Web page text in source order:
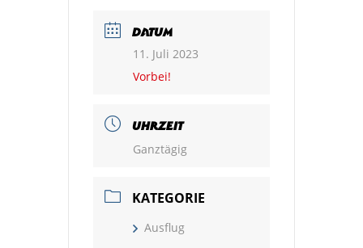
DATUM
11. Juli 2023
Vorbei!
UHRZEIT
Ganztägig
KATEGORIE
Ausflug